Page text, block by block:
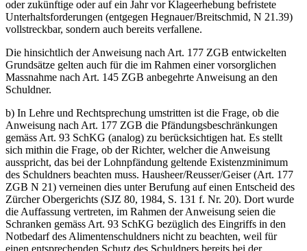
oder zukünftige oder auf ein Jahr vor Klageerhebung befristete
Unterhaltsforderungen (entgegen Hegnauer/Breitschmid, N 21.39)
vollstreckbar, sondern auch bereits verfallene.
Die hinsichtlich der Anweisung nach Art. 177 ZGB entwickelten
Grundsätze gelten auch für die im Rahmen einer vorsorglichen
Massnahme nach Art. 145 ZGB anbegehrte Anweisung an den
Schuldner.
b) In Lehre und Rechtsprechung umstritten ist die Frage, ob die
Anweisung nach Art. 177 ZGB die Pfändungsbeschränkungen
gemäss Art. 93 SchKG (analog) zu berücksichtigen hat. Es stellt
sich mithin die Frage, ob der Richter, welcher die Anweisung
ausspricht, das bei der Lohnpfändung geltende Existenzminimum
des Schuldners beachten muss. Hausheer/Reusser/Geiser (Art. 177
ZGB N 21) verneinen dies unter Berufung auf einen Entscheid des
Zürcher Obergerichts (SJZ 80, 1984, S. 131 f. Nr. 20). Dort wurde
die Auffassung vertreten, im Rahmen der Anweisung seien die
Schranken gemäss Art. 93 SchKG bezüglich des Eingriffs in den
Notbedarf des Alimentenschuldners nicht zu beachten, weil für